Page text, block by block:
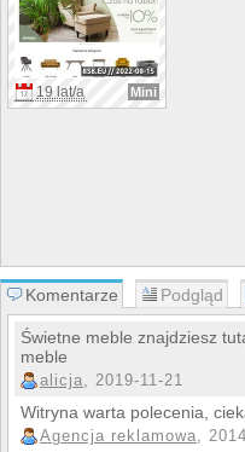
19 lat/a Mini
Komentarze Podgląd
Świetne meble znajdziesz
meble
alicja, 2019-11-21
Witryna warta polecenia,
Agencja reklamowa,